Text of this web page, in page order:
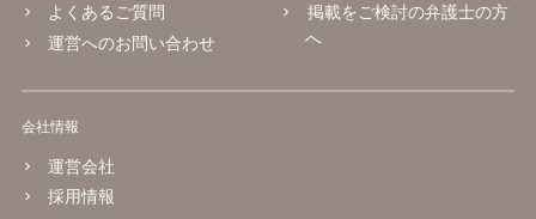
よくあるご質問
運営へのお問い合わせ
掲載をご検討の弁護士の方
へ
会社情報
運営会社
採用情報